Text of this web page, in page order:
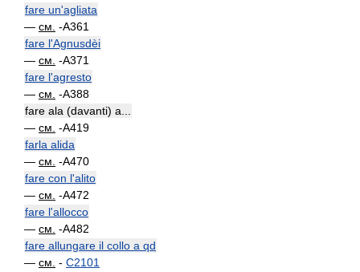
fare un'agliata
— см. -A361
fare l'Agnusdèi
— см. -A371
fare l'agresto
— см. -A388
fare ala (davanti) a...
— см. -A419
farla alida
— см. -A470
fare con l'alito
— см. -A472
fare l'allocco
— см. -A482
fare allungare il collo a qd
— см. - C2101